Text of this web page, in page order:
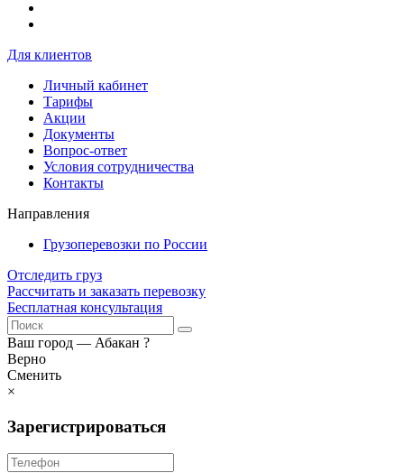
Для клиентов
Личный кабинет
Тарифы
Акции
Документы
Вопрос-ответ
Условия сотрудничества
Контакты
Направления
Грузоперевозки по России
Отследить груз
Рассчитать и заказать перевозку
Бесплатная консультация
Ваш город — Абакан ?
Верно
Сменить
×
Зарегистрироваться